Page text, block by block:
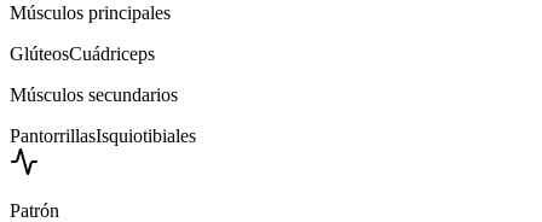
Músculos principales
GlúteosCuádriceps
Músculos secundarios
PantorrillasIsquiotibiales
Patrón